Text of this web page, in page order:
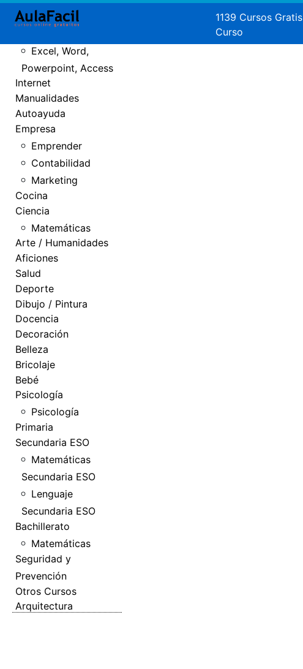
1139 Cursos Gratis
Curso
Crear Páginas
Excel, Word,
Powerpoint, Access
Internet
Manualidades
Autoayuda
Empresa
Emprender
Contabilidad
Marketing
Cocina
Ciencia
Matemáticas
Arte / Humanidades
Aficiones
Salud
Deporte
Dibujo / Pintura
Docencia
Decoración
Belleza
Bricolaje
Bebé
Psicología
Psicología
Primaria
Secundaria ESO
Matemáticas
Secundaria ESO
Lenguaje
Secundaria ESO
Bachillerato
Matemáticas
Seguridad y
Prevención
Otros Cursos
Arquitectura